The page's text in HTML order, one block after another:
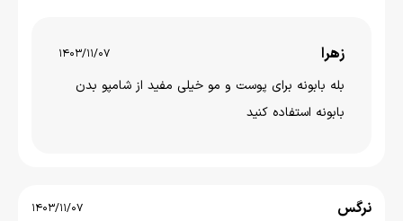
زهرا 1403/11/07
بله بابونه برای پوست و مو خیلی مفید از شامپو بدن
بابونه استفاده کنید
نرگس 1403/11/07